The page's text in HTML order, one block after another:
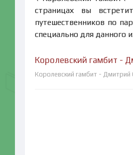
страницах вы
путешественников по
специально для данного
Королевский гамбит -
Королевский гамбит - Дмитрий